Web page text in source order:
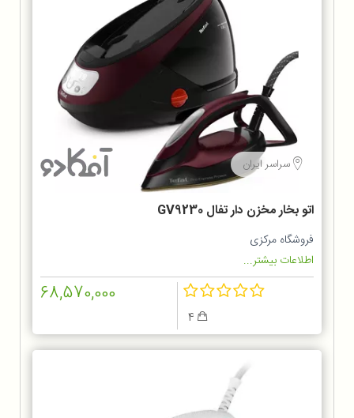
سراسر ایران
اتو بخار مخزن دار تفال GV9230
فروشگاه مرکزی
اطلاعات بیشتر...
68,570,000